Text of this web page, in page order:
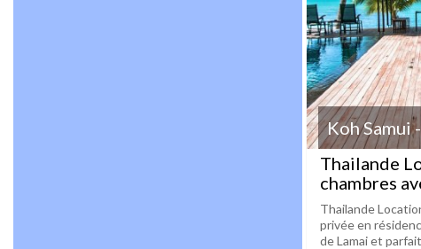
Koh Samui
Thailande
chambres
Thailande
privée en
de Lamai et